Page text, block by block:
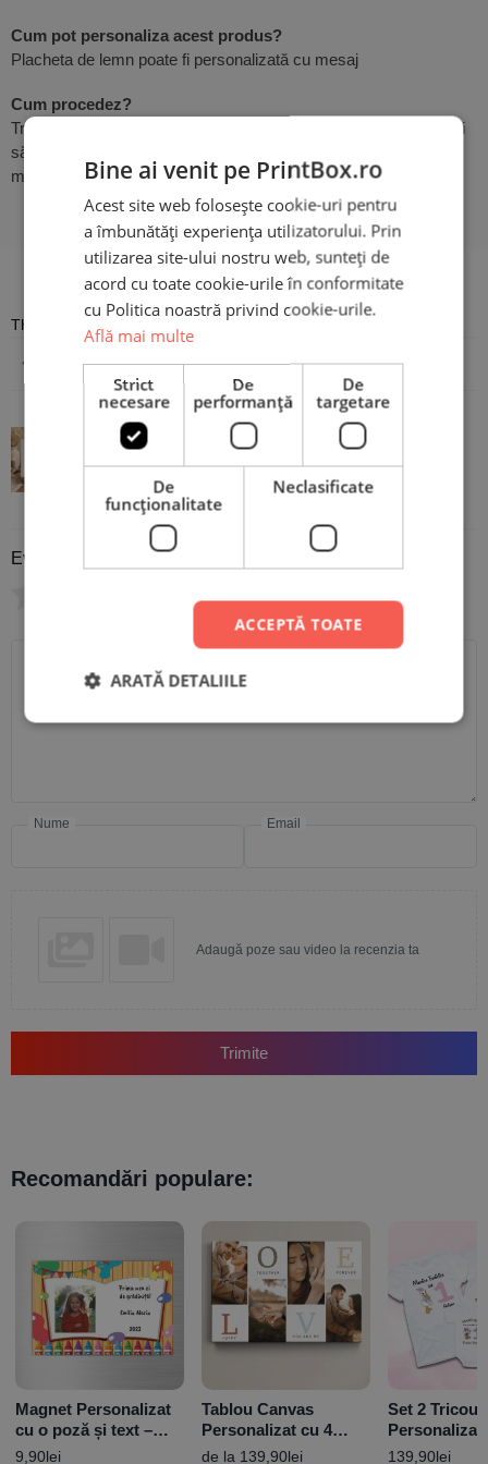
Cum pot personaliza acest produs?
Placheta de lemn poate fi personalizată cu mesaj
Cum procedez?
Trebuie doar să utilizezi butonul
, apoi
să scrii
mesajul dorit. Atât de simplu!
Recenzii
There are no reviews yet
Adaugă o recenzie
Plachetă Foto pentru Absolvire -
Personalizată cu mesaj
Evaluare
Nume Email
Adaugă poze sau video la recenzia ta
Trimite
Recomandări populare:
Magnet Personalizat
cu o poză și text –
Prima zi de Grădiniță
9,90lei
Tablou Canvas
Personalizat cu 4
poze, LOVE – Diferite
de la 139,90lei
Set 2
Donald
139,90lei
Bine ai venit pe PrintBox.ro
Acest site web folosește cookie-uri pentru
a îmbunătăți experiența utilizatorului. Prin
utilizarea site-ului nostru web, sunteți de
acord cu toate cookie-urile în conformitate
cu Politica noastră privind cookie-urile.
Află mai multe
Strict
necesare
De
performanță
De
targetare
De
funcţionalitate
Neclasificate
ACCEPTĂ TOATE
ARATĂ DETALIILE